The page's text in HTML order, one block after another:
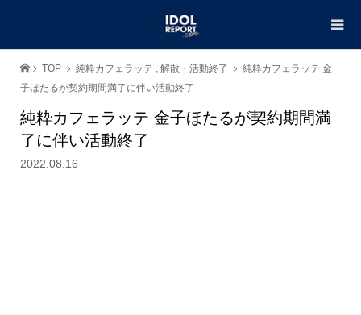
TOP 純粋カフェラッテ , 解散・活動終了
純粋カフェラッテ 金
子ほたるが契約期間満了に伴い活動終了
純粋カフェラッテ 金子ほたるが契約期間満
了に伴い活動終了
2022.08.16